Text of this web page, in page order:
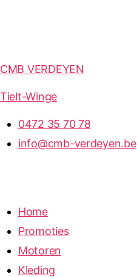
CMB VERDEYEN
Tielt-Winge
0472 35 70 78
info@cmb-verdeyen.be
Home
Promoties
Motoren
Kleding